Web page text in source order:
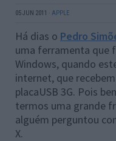
05 JUN 2011 · APPLE
Há dias o Pedro
uma ferramenta que
Windows, quando
internet, que
placaUSB 3G. Pois
termos uma grande
alguém perguntou
X.